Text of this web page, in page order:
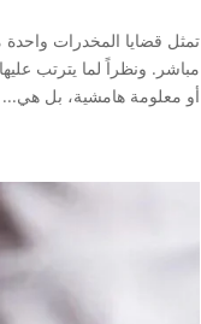
تمثل قضايا المخدرات
مباشر. ونظراً لما يترتب
أو معلومة هامشية، بل هي...